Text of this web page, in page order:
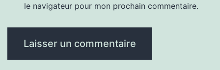
le navigateur pour mon prochain commentaire.